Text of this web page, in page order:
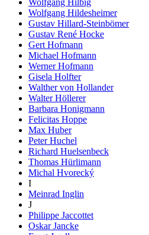
Wolfgang Hildesheimer
Gustav Hillard-Steinbömer
Gustav René Hocke
Gert Hofmann
Michael Hofmann
Werner Hofmann
Gisela Holfter
Walther von Hollander
Walter Höllerer
Barbara Honigmann
Felicitas Hoppe
Max Huber
Peter Huchel
Richard Huelsenbeck
Thomas Hürlimann
Michal Hvorecký
I
Meinrad Inglin
J
Philippe Jaccottet
Oskar Jancke